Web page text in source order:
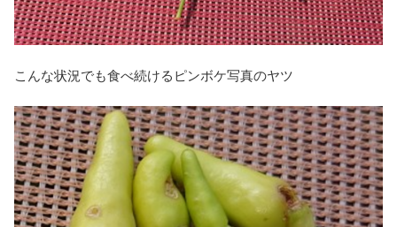
こんな状況でも食べ続けるピンボケ写真のヤツ